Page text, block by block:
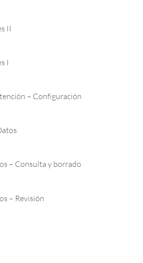
II
I
– Configuración
– Consulta y borrado
– Revisión